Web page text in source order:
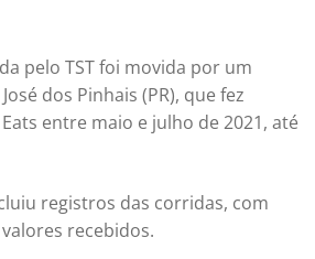
pelo TST foi movida por um
dos Pinhais (PR), que fez
entre maio e julho de 2021, até
registros das corridas, com
recebidos.